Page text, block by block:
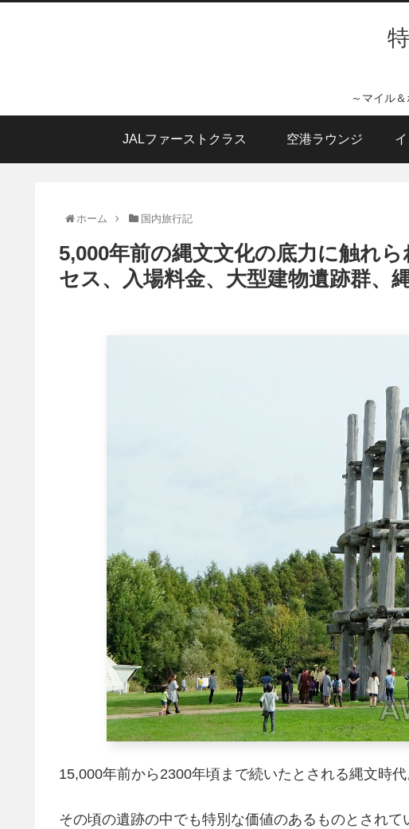
～マイル
JALファーストクラス 空港ラウンジ
ホーム 国内旅行記
5,000年前の縄文文化の底力に触れ
セス、入場料金、大型建物遺跡群、
15,000年前から2300年頃まで続いたとされる縄文時代
その頃の遺跡の中でも特別な価値のあるものとされ